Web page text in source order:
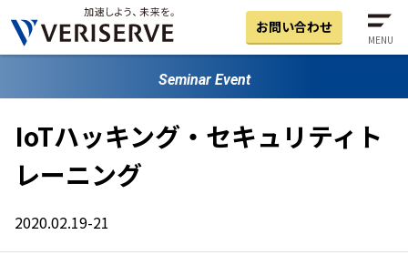
お問い合わせ
MENU
Seminar Event
IoTハッキング・セキュリティト
レーニング
2020.02.19-21